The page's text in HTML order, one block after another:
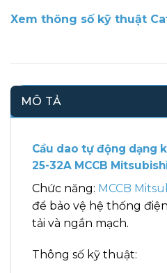
Xem thông số kỹ thuật
MÔ TẢ
Cầu dao tự động dạng
25-32A MCCB
Chức năng: MCCB
để bảo vệ hệ thống
tải và ngắn mạch.
Thông số kỹ thuật: